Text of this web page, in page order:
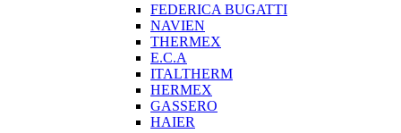
FEDERICA BUGATTI
NAVIEN
THERMEX
E.C.A
ITALTHERM
HERMEX
GASSERO
HAIER